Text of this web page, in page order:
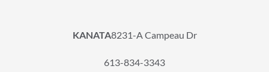
KANATA8231-A Campeau Dr
613-834-3343